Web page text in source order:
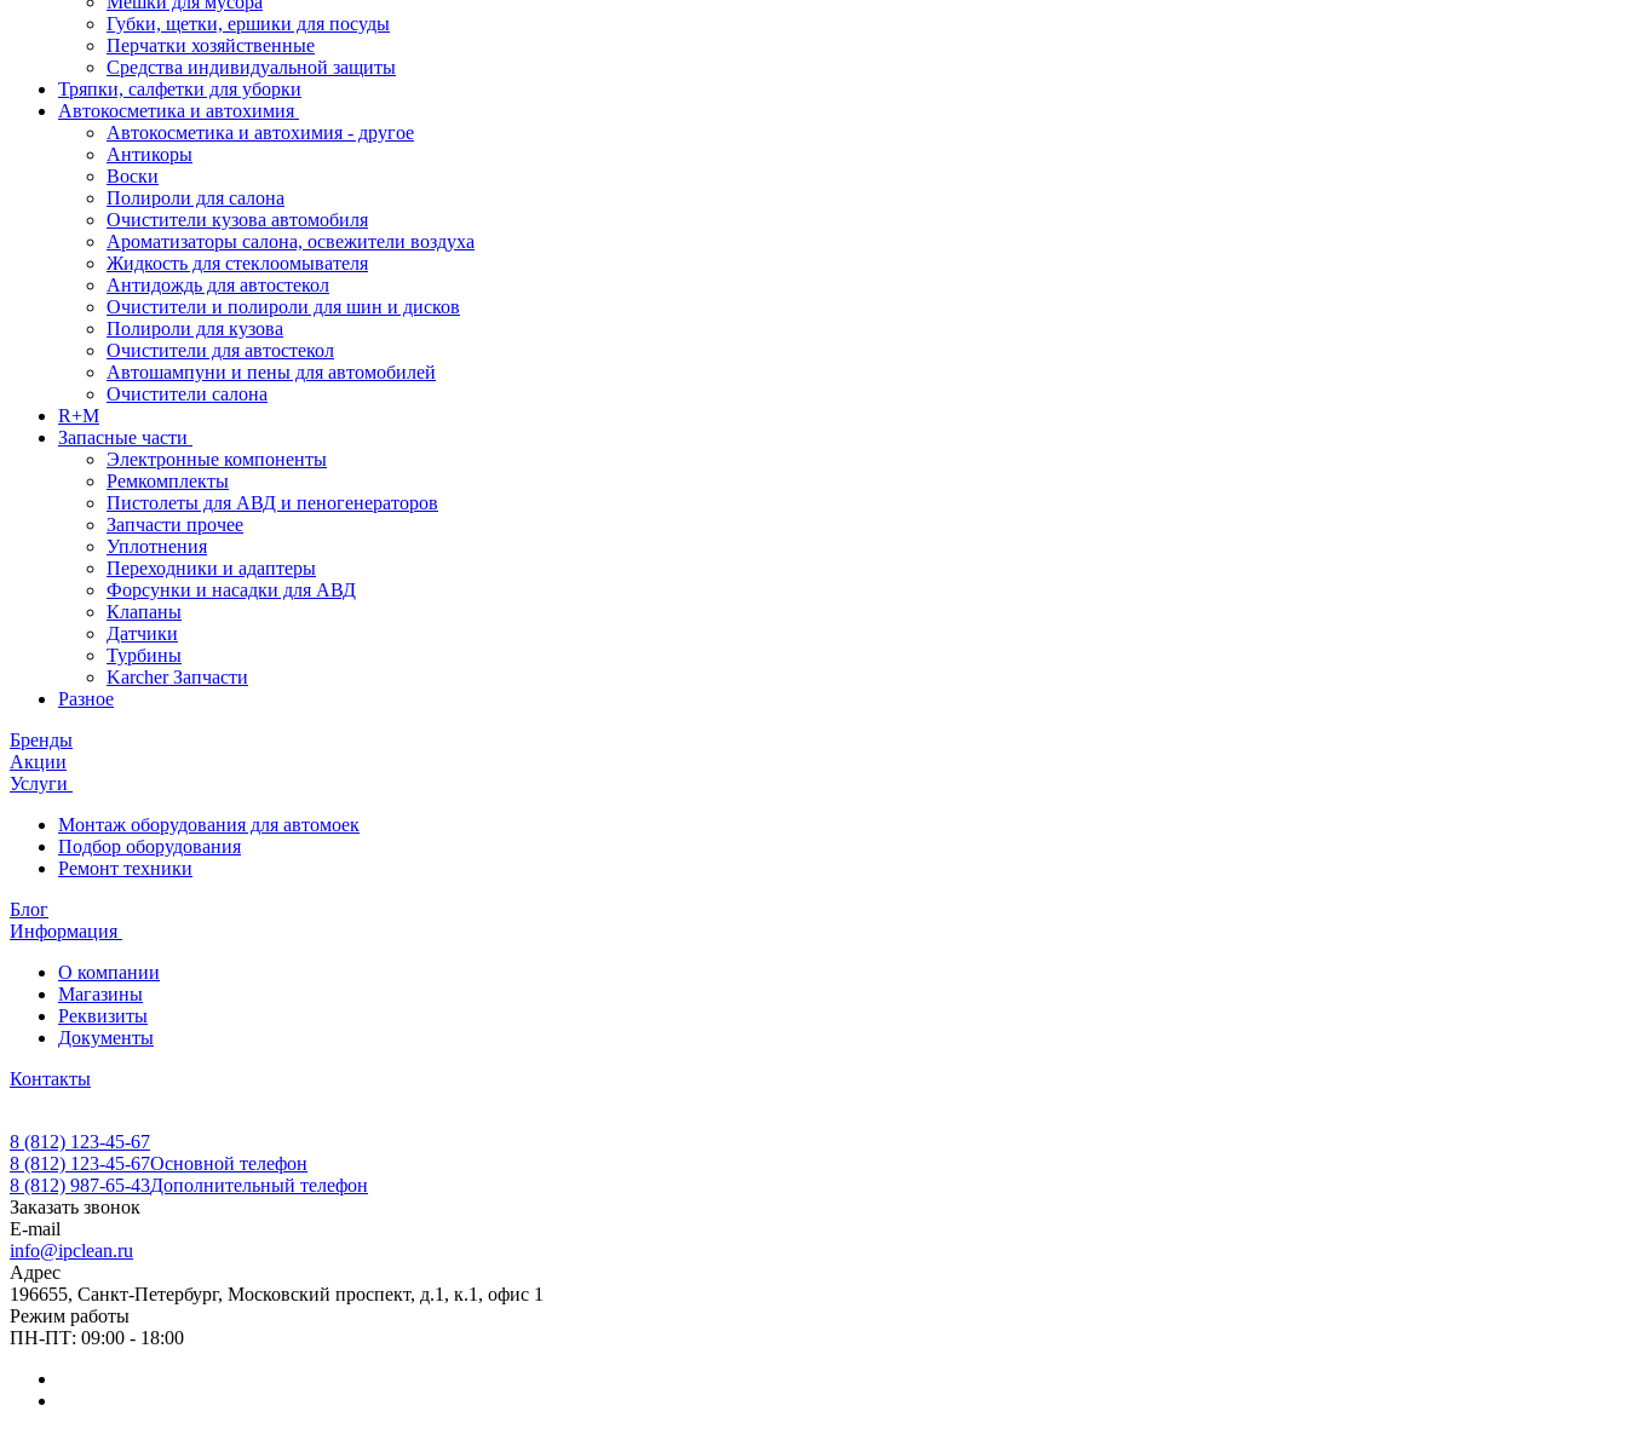
Губки, щетки, ершики для посуды
Перчатки хозяйственные
Средства индивидуальной защиты
Тряпки, салфетки для уборки
Автокосметика и автохимия
Автокосметика и автохимия - другое
Антикоры
Воски
Полироли для салона
Очистители кузова автомобиля
Ароматизаторы салона, освежители воздуха
Жидкость для стеклоомывателя
Антидождь для автостекол
Очистители и полироли для шин и дисков
Полироли для кузова
Очистители для автостекол
Автошампуни и пены для автомобилей
Очистители салона
R+M
Запасные части
Электронные компоненты
Ремкомплекты
Пистолеты для АВД и пеногенераторов
Запчасти прочее
Уплотнения
Переходники и адаптеры
Форсунки и насадки для АВД
Клапаны
Датчики
Турбины
Karcher Запчасти
Разное
Бренды
Акции
Услуги
Монтаж оборудования для автомоек
Подбор оборудования
Ремонт техники
Блог
Информация
О компании
Магазины
Реквизиты
Документы
Контакты
8 (812) 123-45-67
8 (812) 123-45-67Основной телефон
8 (812) 987-65-43Дополнительный телефон
Заказать звонок
E-mail
info@ipclean.ru
Адрес
196655, Санкт-Петербург, Московский проспект, д.1, к.1, офис 1
Режим работы
ПН-ПТ: 09:00 - 18:00